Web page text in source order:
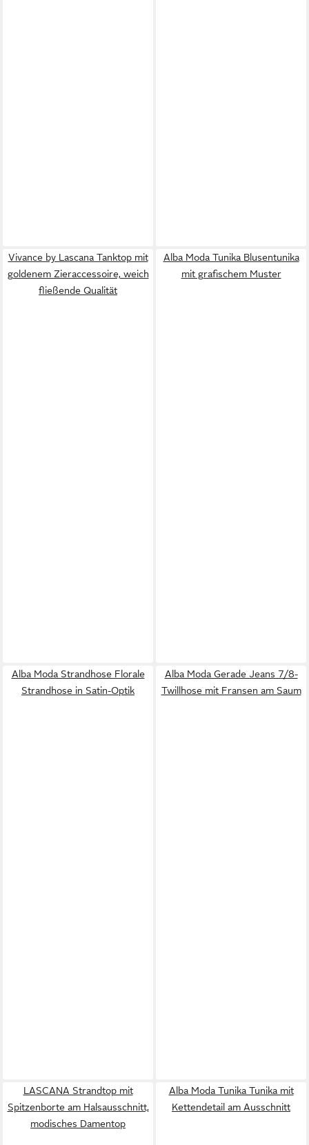
Vivance by Lascana Tanktop mit
goldenem Zieraccessoire, weich
fließende Qualität
Alba Moda Tunika Blusentunika
mit grafischem Muster
Alba Moda Strandhose Florale
Strandhose in Satin-Optik
Alba Moda Gerade Jeans 7/8-
Twillhose mit Fransen am Saum
LASCANA Strandtop mit
Spitzenborte am Halsausschnitt,
modisches Damentop
Alba Moda Tunika Tunika mit
Kettendetail am Ausschnitt